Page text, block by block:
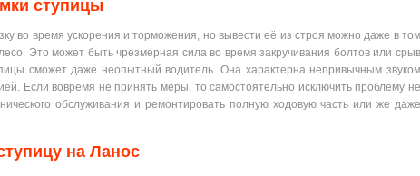
ступицы
во время ускорения и торможения, но вывести её из строя можно даже в том
Это может быть чрезмерная сила во время закручивания болтов или срыв
сможет даже неопытный водитель. Она характерна непривычным звуком
Если вовремя не принять меры, то самостоятельно исключить проблему не
обслуживания и ремонтировать полную ходовую часть или же даже
на Ланос